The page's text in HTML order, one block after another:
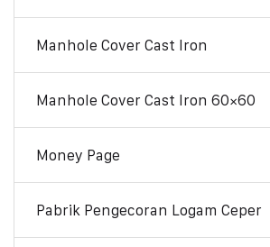
Manhole Cover Cast Iron
Manhole Cover Cast Iron 60×60
Money Page
Pabrik Pengecoran Logam Ceper